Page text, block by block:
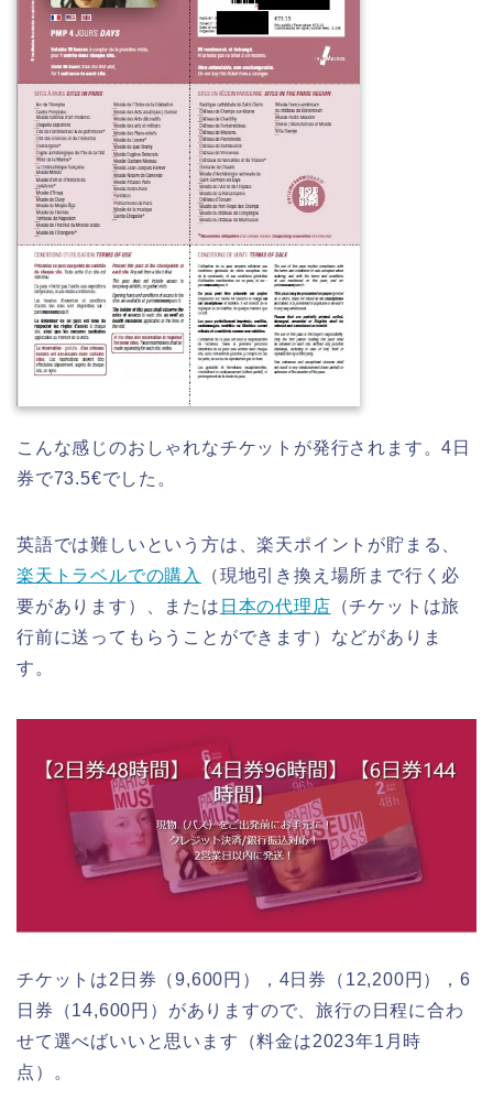
こんな感じのおしゃれなチケットが発行されます。4日
券で73.5€でした。
英語では難しいという方は、楽天ポイントが貯まる、
楽天トラベルでの購入
（現地引き換え場所まで行く必
要があります）、または 日本の代理店 （チケットは旅
行前に送ってもらうことができます）などがありま
す。
チケットは2日券（9,600円），4日券（12,200円），6
日券（14,600円）がありますので、旅行の日程に合わ
せて選べばいいと思います（料金は2023年1月時
点）。